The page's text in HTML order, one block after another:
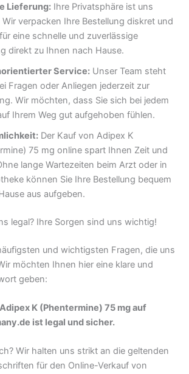
Lieferung:Ihre Privatsphäre ist uns
verpacken Ihre Bestellung diskret und
eine schnelle und zuverlässige
direkt zu Ihnen nach Hause.
Service:Unser Team steht
Fragen oder Anliegen jederzeit zur
Wir möchten, dass Sie sich bei jedem
Ihrem Weg gut aufgehoben fühlen.
Der Kauf von Adipex K
75 mg online spart Ihnen Zeit und
lange Wartezeiten beim Arzt oder in
können Sie Ihre Bestellung bequem
aus aufgeben.
legal? Ihre Sorgen sind uns wichtig!
und wichtigsten Fragen, die uns
möchten Ihnen hier eine klare und
geben:
K (Phentermine) 75 mg auf
ist legal und sicher.
Wir halten uns strikt an die geltenden
für den Online-Verkauf von